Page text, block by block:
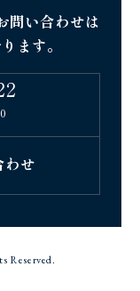
問い合わせは
ます。
わせ
Reserved.